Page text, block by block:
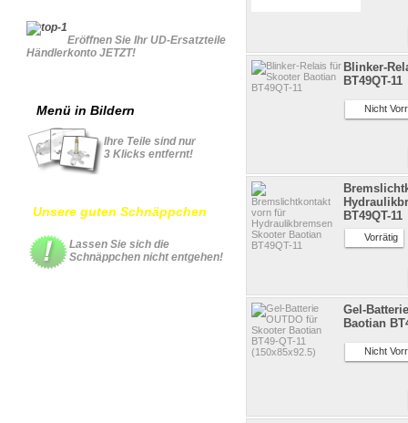
Eröffnen Sie Ihr UD-Ersatzteile
Händlerkonto JETZT!
Menü in Bildern
Ihre Teile sind nur
3 Klicks entfernt!
Unsere guten Schnäppchen
Lassen Sie sich die
Schnäppchen nicht entgehen!
Blinker-
BT49QT-11
Nicht
BT49QT-11
Vorrätig
Gel-
Baotian
Nicht